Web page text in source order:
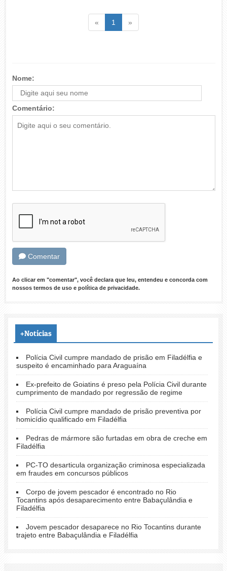
« Voltar1 (atual)
»
Nome:
Comentário:
Comentar
Ao clicar em "comentar", você declara que leu, entendeu e concorda com
nossos termos de usoe política de privacidade.
+Notícias
Polícia Civil cumpre mandado de prisão em Filadélfia e
suspeito é encaminhado para Araguaína
Ex-prefeito de Goiatins é preso pela Polícia Civil durante
cumprimento de mandado por regressão de regime
Polícia Civil cumpre mandado de prisão preventiva por
homicídio qualificado em Filadélfia
Pedras de mármore são furtadas em obra de creche em
Filadélfia
PC-TO desarticula organização criminosa especializada
em fraudes em concursos públicos
Corpo de jovem pescador é encontrado no Rio
Tocantins após desaparecimento entre Babaçulândia e
Filadélfia
Jovem pescador desaparece no Rio Tocantins durante
trajeto entre Babaçulândia e Filadélfia